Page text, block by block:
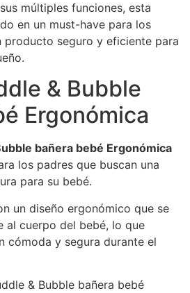
múltiples funciones, esta
en un must-have para los
producto seguro y eficiente para
& Bubble
Ergonómica
bañera bebé Ergonómica
los padres que buscan una
para su bebé.
un diseño ergonómico que se
al cuerpo del bebé, lo que
cómoda y segura durante el
& Bubble bañera bebé